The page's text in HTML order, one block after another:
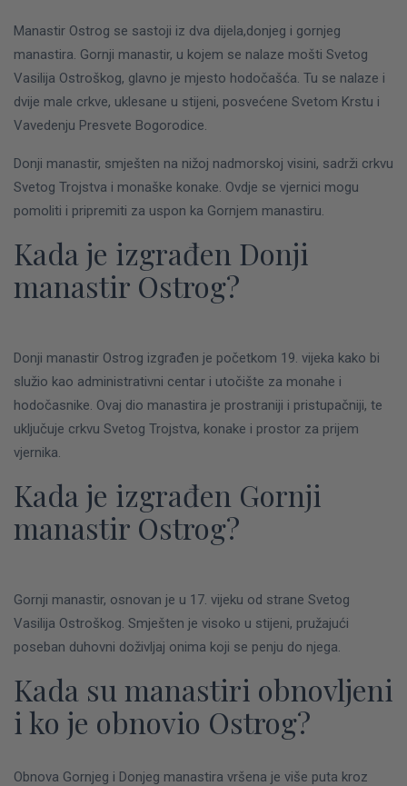
Manastir Ostrog se sastoji iz dva dijela,donjeg i gornjeg
manastira. Gornji manastir, u kojem se nalaze mošti Svetog
Vasilija Ostroškog, glavno je mjesto hodočašća. Tu se nalaze i
dvije male crkve, uklesane u stijeni, posvećene Svetom Krstu i
Vavedenju Presvete Bogorodice.
Donji manastir, smješten na nižoj nadmorskoj visini, sadrži crkvu
Svetog Trojstva i monaške konake. Ovdje se vjernici mogu
pomoliti i pripremiti za uspon ka Gornjem manastiru.
Kada je izgrađen Donji
manastir Ostrog?
Donji manastir Ostrog izgrađen je početkom 19. vijeka kako bi
služio kao administrativni centar i utočište za monahe i
hodočasnike. Ovaj dio manastira je prostraniji i pristupačniji, te
uključuje crkvu Svetog Trojstva, konake i prostor za prijem
vjernika.
Kada je izgrađen Gornji
manastir Ostrog?
Gornji manastir, osnovan je u 17. vijeku od strane Svetog
Vasilija Ostroškog. Smješten je visoko u stijeni, pružajući
poseban duhovni doživljaj onima koji se penju do njega.
Kada su manastiri obnovljeni
i ko je obnovio Ostrog?
Obnova Gornjeg i Donjeg manastira vršena je više puta kroz